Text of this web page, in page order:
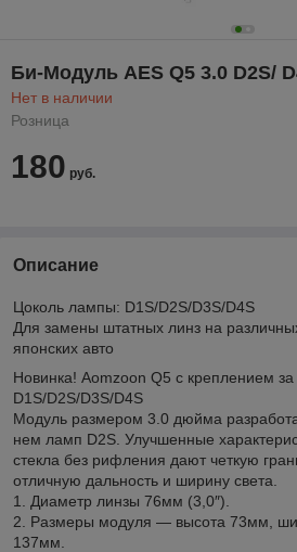
Би-Модуль AES Q5 3.0 D2S/
Нет в наличии
Розница
180 руб.
Описание
Цоколь лампы: D1S/D2S/D3S/D4S
Для замены штатных линз на
японских авто
Новинка! Aomzoon Q5 c креплением
D1S/D2S/D3S/D4S
Модуль размером 3.0 дюйма
нем ламп D2S. Улучшенные
стекла без рифления дают четкую
отличную дальность и ширину света.
1. Диаметр линзы 76мм (3,0″).
2. Размеры модуля — высота 73мм,
137мм.